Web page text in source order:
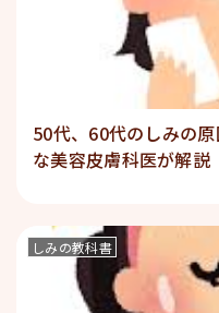
50代、60代のしみの
な美容皮膚科医が解説
しみの教科書